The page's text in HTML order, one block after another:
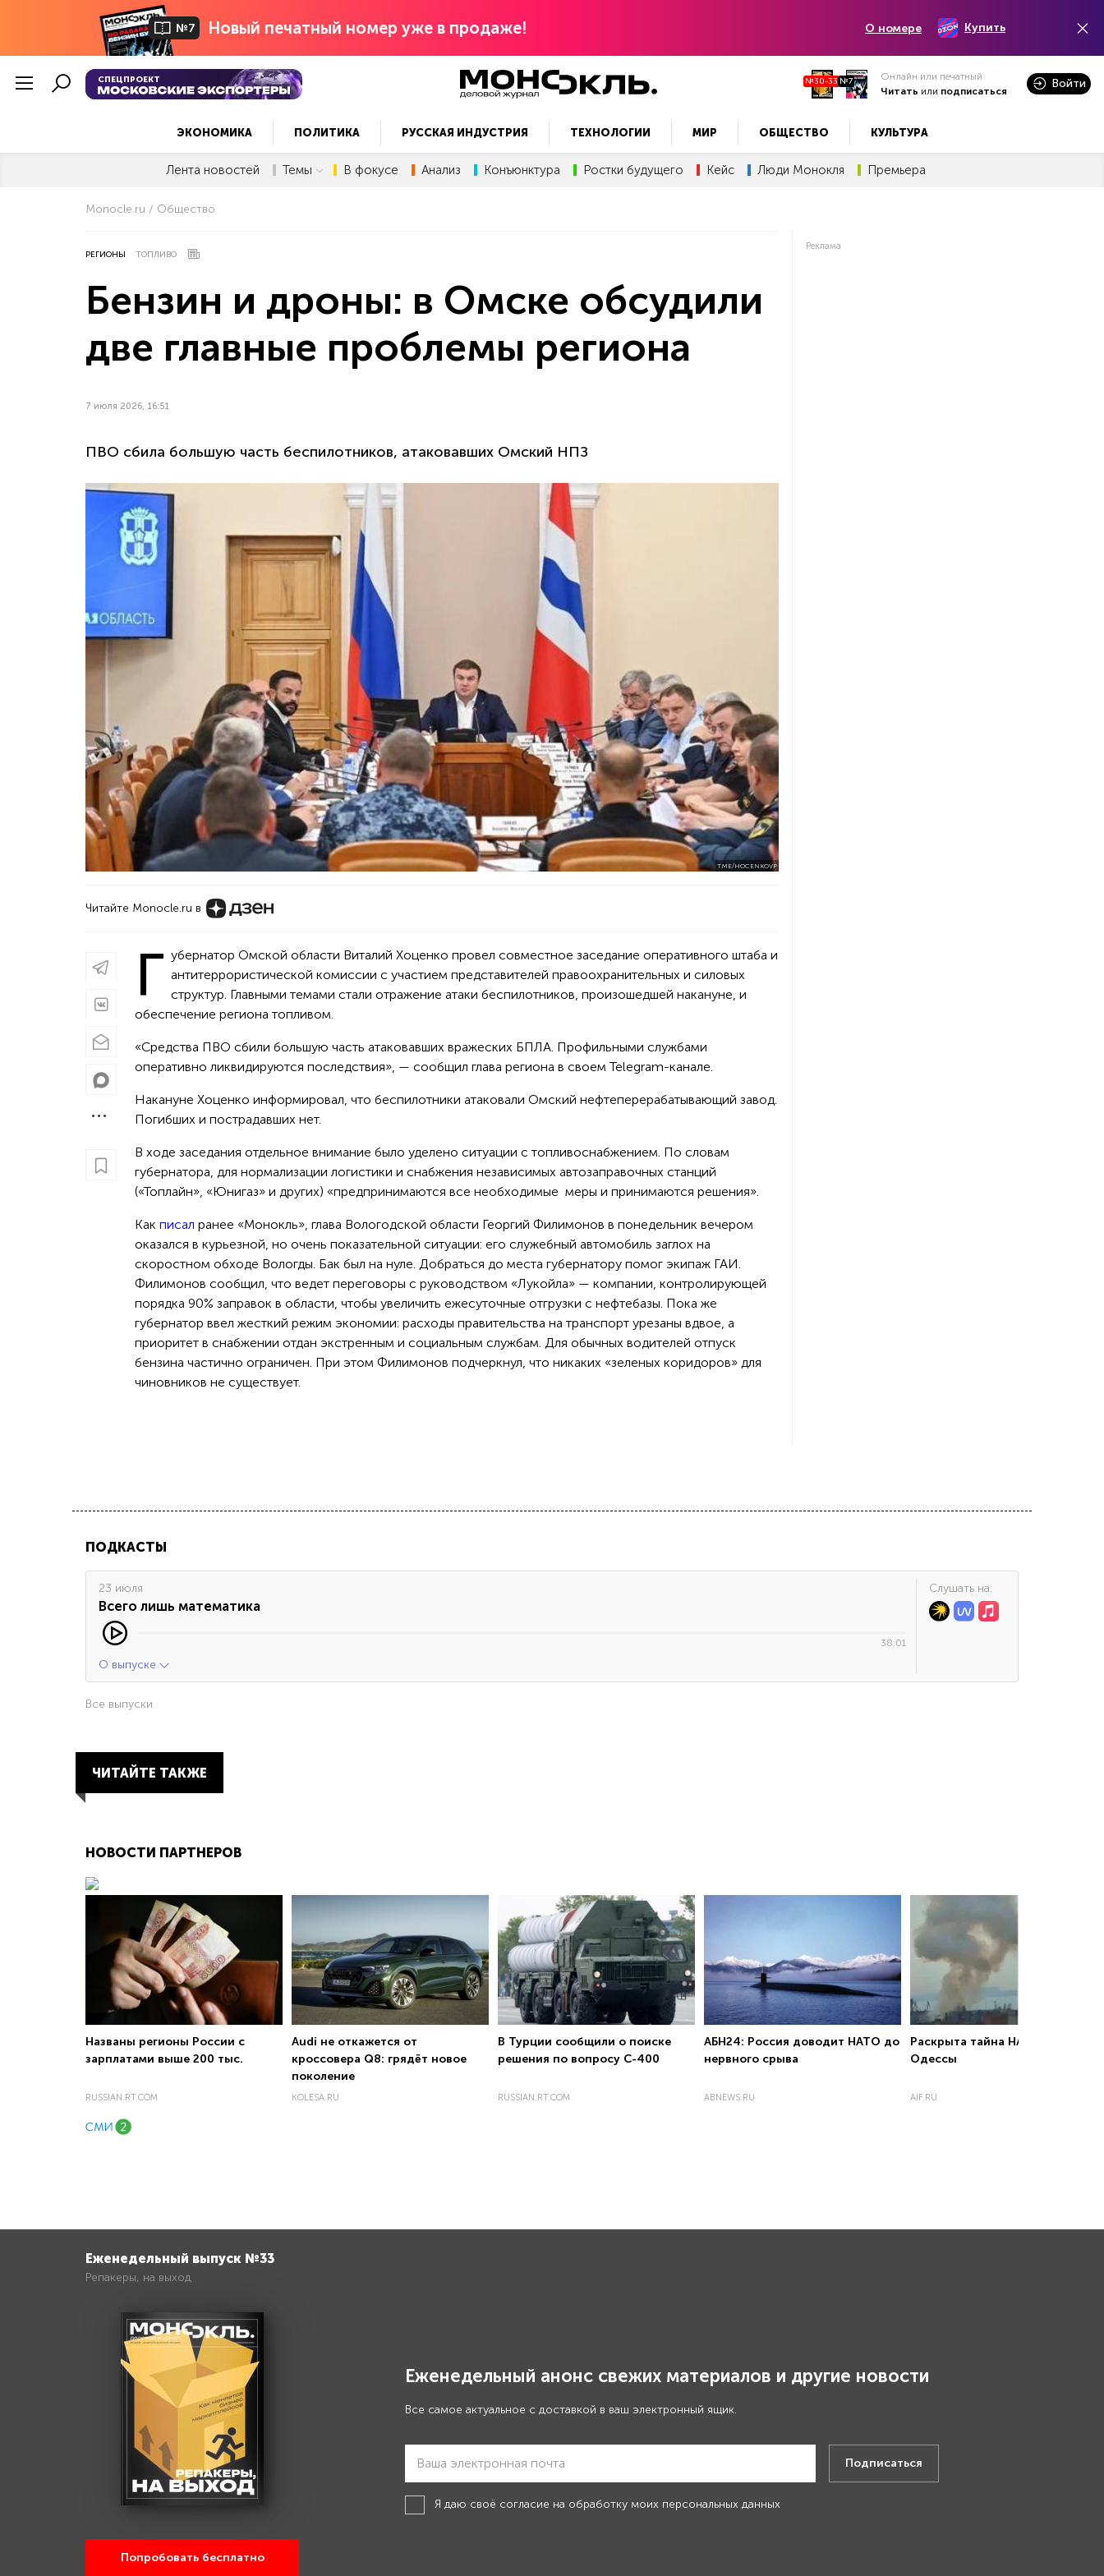
№7 Новый печатный номер уже в продаже! О номере Купить
СПЕЦПРОЕКТ №30-33 №7
Онлайн или печатный
Читать или подписаться
Войти
ЭКОНОМИКА ПОЛИТИКА РУССКАЯ ИНДУСТРИЯ ТЕХНОЛОГИИ МИР ОБЩЕСТВО КУЛЬТУРА
Лента новостей Темы В фокусе Анализ Конъюнктура Ростки будущего Кейс Люди Монокля Премьера
Monocle.ru Общество
РЕГИОНЫ ТОПЛИВО
Бензин и дроны: в Омске обсудили
две главные проблемы региона
7 июля 2026, 16:51
ПВО сбила большую часть беспилотников, атаковавших Омский НПЗ
T.ME/HOCENKOVP
Читайте Monocle.ru в
Г убернатор Омской области Виталий Хоценко провел совместное заседание оперативного штаба и
антитеррористической комиссии с участием представителей правоохранительных и силовых
структур. Главными темами стали отражение атаки беспилотников, произошедшей накануне, и
обеспечение региона топливом.
«Средства ПВО сбили большую часть атаковавших вражеских БПЛА. Профильными службами
оперативно ликвидируются последствия», — сообщил глава региона в своем Telegram-канале.
Накануне Хоценко информировал, что беспилотники атаковали Омский нефтеперерабатывающий завод.
Погибших и пострадавших нет.
В ходе заседания отдельное внимание было уделено ситуации с топливоснабжением. По словам
губернатора, для нормализации логистики и снабжения независимых автозаправочных станций
(«Топлайн», «Юнигаз» и других) «предпринимаются все необходимые меры и принимаются решения».
Как писал ранее «Монокль», глава Вологодской области Георгий Филимонов в понедельник вечером
оказался в курьезной, но очень показательной ситуации: его служебный автомобиль заглох на
скоростном обходе Вологды. Бак был на нуле. Добраться до места губернатору помог экипаж ГАИ.
Филимонов сообщил, что ведет переговоры с руководством «Лукойла» — компании, контролирующей
порядка 90% заправок в области, чтобы увеличить ежесуточные отгрузки с нефтебазы. Пока же
губернатор ввел жесткий режим экономии: расходы правительства на транспорт урезаны вдвое, а
приоритет в снабжении отдан экстренным и социальным службам. Для обычных водителей отпуск
бензина частично ограничен. При этом Филимонов подчеркнул, что никаких «зеленых коридоров» для
чиновников не существует.
Реклама
ПОДКАСТЫ
23 июля
Всего лишь математика
38:01
О выпуске
Cлушать на:
Все выпуски
ЧИТАЙТЕ ТАКЖЕ
НОВОСТИ ПАРТНЕРОВ
Названы регионы России с
зарплатами выше 200 тыс.
RUSSIAN.RT.COM
Audi не откажется от
кроссовера Q8: грядёт новое
поколение
KOLESA.RU
В Турции сообщили о поиске
решения по вопросу С-400
RUSSIAN.RT.COM
АБН24: Россия доводит НАТО до
нервного срыва
ABNEWS.RU
Раскрыта тайна НАТО в порту
Одессы
AIF.RU
Еженедельный выпуск №33
Репакеры, на выход
Попробовать бесплатно
Еженедельный анонс свежих материалов и другие новости
Все самое актуальное с доставкой в ваш электронный ящик.
Подписаться
Я даю своё согласие на обработку моих персональных данных